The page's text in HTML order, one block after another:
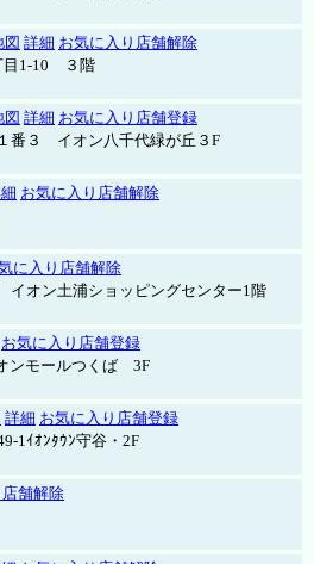
図 詳細 お気に入り店舗解除
目1-10 ３階
図 詳細 お気に入り店舗登録
番３ イオン八千代緑が丘３F
お気に入り店舗解除
に入り店舗解除
オン土浦ショッピングセンター1階
お気に入り店舗登録
ンモールつくば 3F
詳細 お気に入り店舗登録
1ｲｵﾝﾀｳﾝ守谷・2F
舗解除